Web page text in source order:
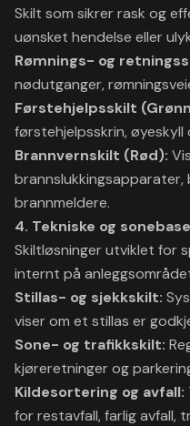
Skilt som sikrer rask og
uønsket hendelse eller
Rømnings- og
nødutganger,
Førstehjelpsskilt
førstehjelpsskrin,
Brannvernskilt (Rød):
brannslukkingsapparater,
brannmeldere.
4. Tekniske og
Skiltløsninger utviklet for
internt på
Stillas- og sjekkskilt:
viser om et stillas er
Sone- og trafikkskilt:
kjøreretninger og
Kildesortering og avfall:
for restavfall, farlig avfall,